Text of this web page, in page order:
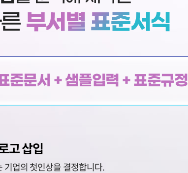
준문서 + 샘플입력 + 표준규정
고 삽입
기업의 첫인상을 결정합니다.